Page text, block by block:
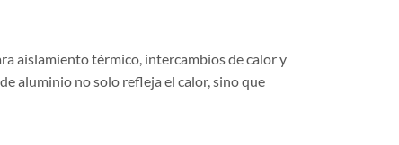
aislamiento térmico, intercambios de calor y
aluminio no solo refleja el calor, sino que